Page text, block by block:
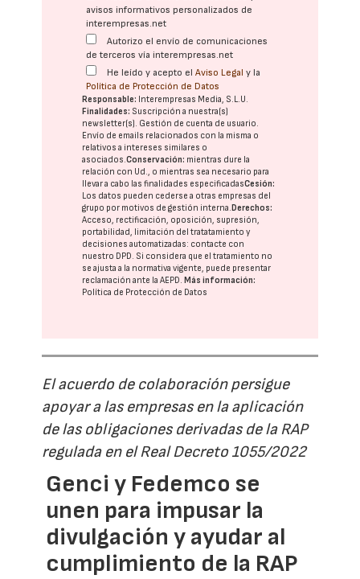
avisos informativos personalizados de
interempresas.net
Autorizo el envío de comunicaciones
de terceros vía interempresas.net
He leído y acepto elAviso Legal y la
Política de Protección de Datos
Responsable: Interempresas Media, S.L.U.
Finalidades: Suscripción a nuestra(s)
newsletter(s). Gestión de cuenta de usuario.
Envío de emails relacionados con la misma o
relativos a intereses similares o
asociados.Conservación: mientras dure la
relación con Ud., o mientras sea necesario para
llevar a cabo las finalidades especificadasCesión:
Los datos pueden cederse a otras empresas del
grupo por motivos de gestión interna. Derechos:
Acceso, rectificación, oposición, supresión,
portabilidad, limitación del tratatamiento y
decisiones automatizadas: contacte con
nuestro DPD. Si considera que el tratamiento no
se ajusta a la normativa vigente, puede presentar
reclamación ante laAEPD. Más información:
Política de Protección de Datos
El acuerdo de colaboración persigue
apoyar a las empresas en la aplicación
de las obligaciones derivadas de la RAP
regulada en el Real Decreto 1055/2022
Genci y Fedemco se
unen para impusar la
divulgación y ayudar al
cumplimiento de la RAP